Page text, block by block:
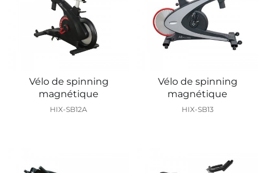
Vélo de spinning
magnétique
HIX-SB12A
Vélo de spinning
magnétique
HIX-SB13